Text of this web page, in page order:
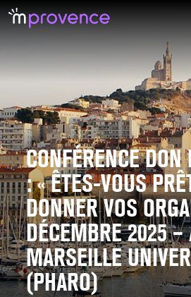
CONFÉRENCE DON
: « ÊTES-VOUS
DONNER VOS
DÉCEMBRE 2025 –
MARSEILLE
(PHARO)